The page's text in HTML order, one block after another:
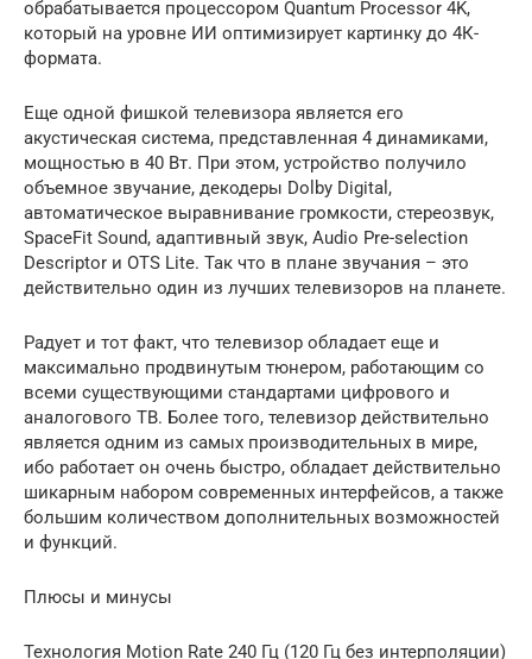
обрабатывается процессором Quantum Processor 4K,
который на уровне ИИ оптимизирует картинку до 4К-
формата.
Еще одной фишкой телевизора является его
акустическая система, представленная 4 динамиками,
мощностью в 40 Вт. При этом, устройство получило
объемное звучание, декодеры Dolby Digital,
автоматическое выравнивание громкости, стереозвук,
SpaceFit Sound, адаптивный звук, Audio Pre-selection
Descriptor и OTS Lite. Так что в плане звучания – это
действительно один из лучших телевизоров на планете.
Радует и тот факт, что телевизор обладает еще и
максимально продвинутым тюнером, работающим со
всеми существующими стандартами цифрового и
аналогового ТВ. Более того, телевизор действительно
является одним из самых производительных в мире,
ибо работает он очень быстро, обладает действительно
шикарным набором современных интерфейсов, а также
большим количеством дополнительных возможностей
и функций.
Плюсы и минусы
Технология Motion Rate 240 Гц (120 Гц без интерполяции)